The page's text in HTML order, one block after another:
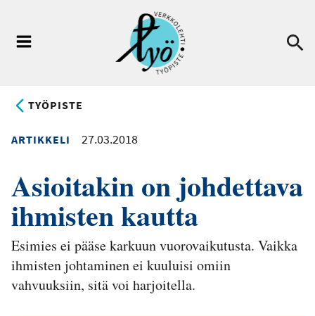
pääsisältöön
TYÖPISTE
ARTIKKELI 27.03.2018
Asioitakin on johdettava
ihmisten kautta
Esimies ei pääse karkuun vuorovaikutusta. Vaikka
ihmisten johtaminen ei kuuluisi omiin
vahvuuksiin, sitä voi harjoitella.